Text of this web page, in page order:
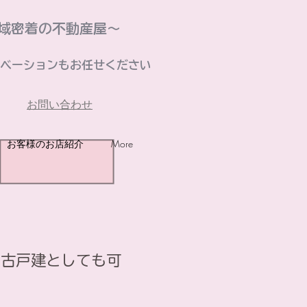
密着の不動産屋～
ーションもお任せください
お問い合わせ
お客様のお店紹介 More
戸建としても可